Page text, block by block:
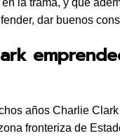
dar buenos
años Charlie
fronteriza de